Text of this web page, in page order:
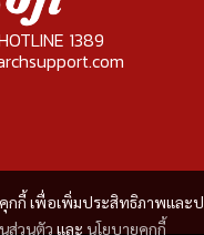
กกี้ เพื่อเพิ่มประสิทธิภาพและ
ส่วนตัว และ นโยบายคุกกี้
1389